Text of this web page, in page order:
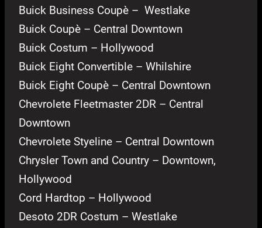
Buick Business Coupè – Westlake
Buick Coupè – Central Downtown
Buick Costum – Hollywood
Buick Eight Convertible – Whilshire
Buick Eight Coupè – Central Downtown
Chevrolete Fleetmaster 2DR – Central
Downtown
Chevrolete Styeline – Central Downtown
Chrysler Town and Country – Downtown,
Hollywood
Cord Hardtop – Hollywood
Desoto 2DR Costum – Westlake